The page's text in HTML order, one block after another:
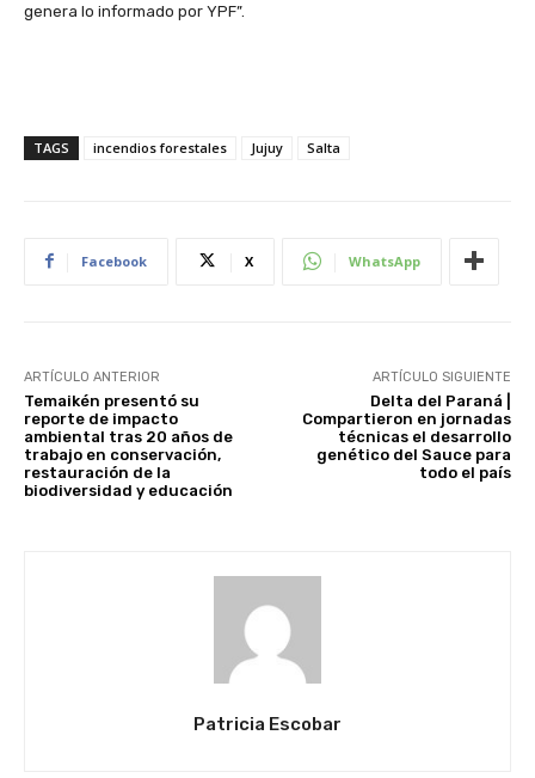
genera lo informado por YPF”.
TAGS incendios forestales Jujuy Salta
Facebook X WhatsApp
ARTÍCULO ANTERIOR
Temaikén presentó su
reporte de impacto
ambiental tras 20 años de
trabajo en conservación,
restauración de la
biodiversidad y educación
ARTÍCULO SIGUIENTE
Delta del Paraná |
Compartieron en jornadas
técnicas el desarrollo
genético del Sauce para
todo el país
Patricia Escobar